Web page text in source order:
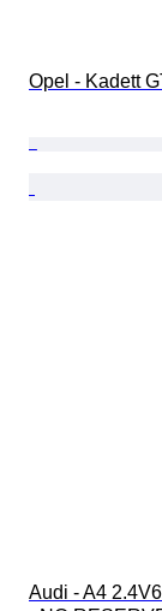
Opel - Kadett
Audi - A4